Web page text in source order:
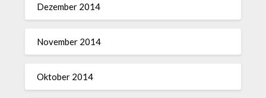
Dezember 2014
November 2014
Oktober 2014